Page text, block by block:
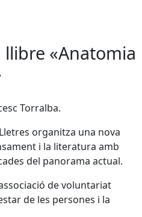
«Anatomia
Torralba.
organitza una nova
i la literatura amb
del panorama actual.
de voluntariat
de les persones i la